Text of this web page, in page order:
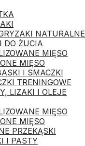
NATURALNE
DO ŻUCIA
MIĘSO
MIĘSO
I SMACZKI
TRENINGOWE
LIZAKI I OLEJE
MIĘSO
MIĘSO
PRZEKĄSKI
I PASTY